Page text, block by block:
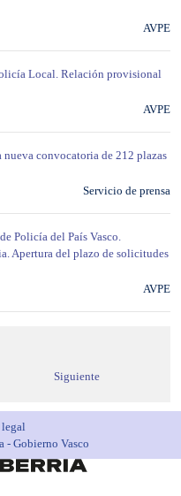
AVPE
Local. Relación provisional
AVPE
nueva convocatoria de 212 plazas
Servicio de prensa
Policía del País Vasco.
Apertura del plazo de solicitudes
AVPE
Siguiente
- Gobierno Vasco